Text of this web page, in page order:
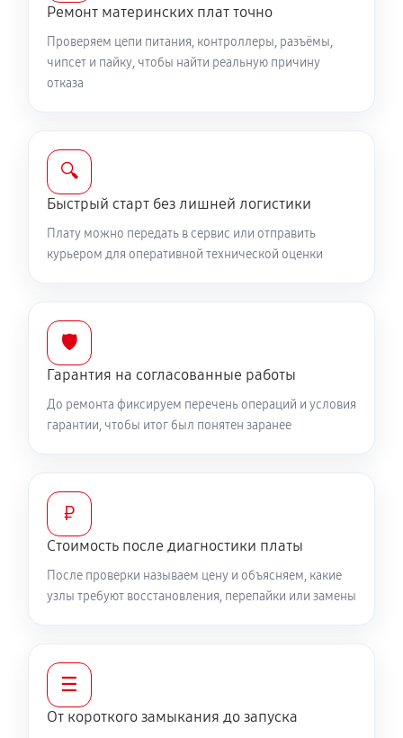
Ремонт материнских плат точно
Проверяем цепи питания, контроллеры, разъёмы,
чипсет и пайку, чтобы найти реальную причину
отказа
🔍
Быстрый старт без лишней логистики
Плату можно передать в сервис или отправить
курьером для оперативной технической оценки
🛡️
Гарантия на согласованные работы
До ремонта фиксируем перечень операций и условия
гарантии, чтобы итог был понятен заранее
₽
Стоимость после диагностики платы
После проверки называем цену и объясняем, какие
узлы требуют восстановления, перепайки или замены
☰
От короткого замыкания до запуска